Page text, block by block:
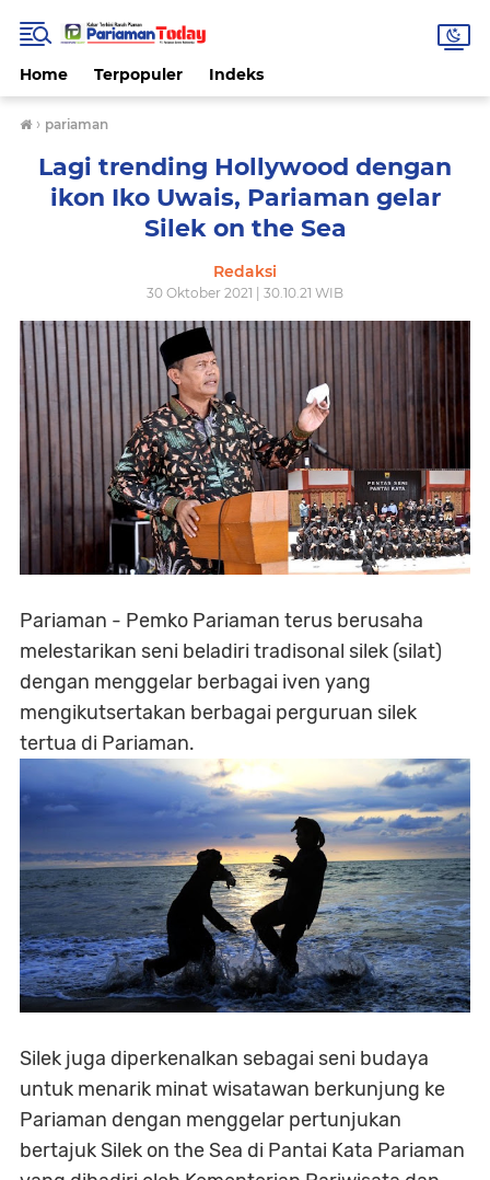
Home Terpopuler Indeks
› pariaman
Lagi trending Hollywood dengan
ikon Iko Uwais, Pariaman gelar
Silek on the Sea
Redaksi
30 Oktober 2021 | 30.10.21 WIB
Pariaman - Pemko Pariaman terus berusaha
melestarikan seni beladiri tradisonal silek (silat)
dengan menggelar berbagai iven yang
mengikutsertakan berbagai perguruan silek
tertua di Pariaman.
Silek juga diperkenalkan sebagai seni budaya
untuk menarik minat wisatawan berkunjung ke
Pariaman dengan menggelar pertunjukan
bertajuk Silek on the Sea di Pantai Kata Pariaman